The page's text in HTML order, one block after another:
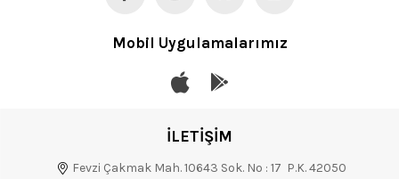
Mobil Uygulamalarımız
İLETİŞİM
Fevzi Çakmak Mah. 10643 Sok. No : 17 P.K. 42050